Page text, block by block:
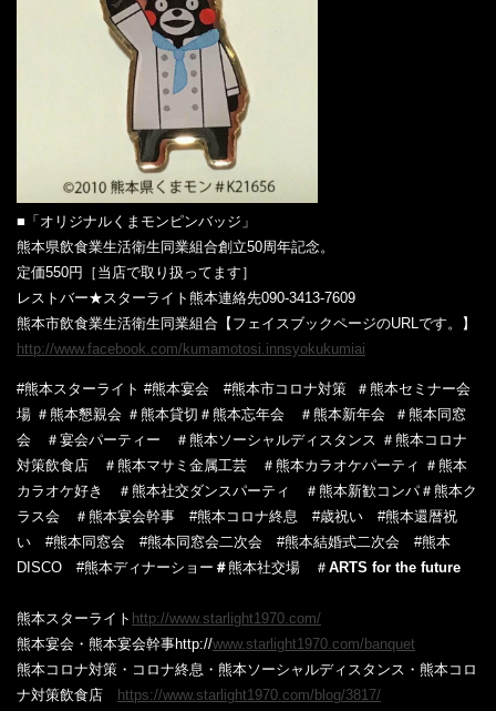
■「オリジナルくまモンピンバッジ」
熊本県飲食業生活衛生同業組合創立50周年記念。
定価550円［当店で取り扱ってます］
レストバー★スターライト熊本連絡先090-3413-7609
熊本市飲食業生活衛生同業組合【フェイスブックページのURLです。】
http://www.facebook.com/kumamotosi.innsyokukumiai
#熊本スターライト #熊本宴会 #熊本市コロナ対策
＃熊本セミナー会
場 ＃熊本懇親会 ＃熊本貸切 ＃熊本忘年会 ＃熊本新年会
＃熊本同窓
会
＃宴会パーティー ＃熊本ソーシャルディスタンス ＃熊本コロナ
対策飲食店
＃熊本マサミ金属工芸 ＃熊本カラオケパーティ ＃熊本
カラオケ好き
＃熊本社交ダンスパーティ ＃熊本新歓コンパ ＃熊本ク
ラス会
＃熊本宴会幹事 #熊本コロナ終息 #歳祝い
#熊本還暦祝
い
#熊本同窓会 #熊本同窓会二次会 #熊本結婚式二次会
#熊本
DISCO
#熊本ディナーショー ＃熊本社交場 ＃ ARTS for the future
熊本スターライト ‎http://www.starlight1970.com/
熊本宴会・熊本宴会幹事‎http://www.starlight1970.com/banquet
熊本コロナ対策・コロナ終息・熊本ソーシャルディスタンス・熊本コロ
ナ対策飲食店
https://www.starlight1970.com/blog/3817/